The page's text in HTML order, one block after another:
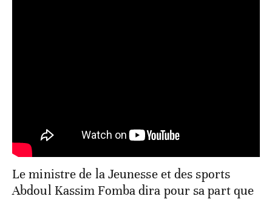
Le ministre de la Jeunesse et des sports
Abdoul Kassim Fomba dira pour sa part que